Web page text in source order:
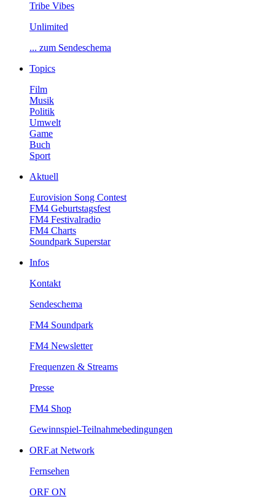
TribeVibes
Unlimited
...zumSendeschema
Topics
Film
Musik
Politik
Umwelt
Game
Buch
Sport
Aktuell
EurovisionSongContest
FM4Geburtstagsfest
FM4Festivalradio
FM4Charts
SoundparkSuperstar
Infos
Kontakt
Sendeschema
FM4Soundpark
FM4Newsletter
Frequenzen&Streams
Presse
FM4Shop
Gewinnspiel-Teilnahmebedingungen
ORF.atNetwork
Fernsehen
ORFON